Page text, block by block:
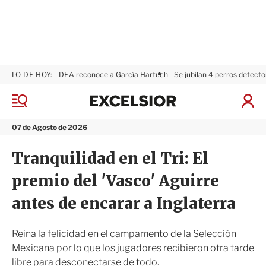
M
n
07 de Agosto de 2026
LO DE HOY: DEA reconoce a García Harfuch Se jubilan 4 perros
I
x
s
i
r
Tranquilidad en el Tri: El
premio del 'Vasco' Aguirre
antes de encarar a Inglaterra
Reina la felicidad en el campamento de la Selección
Mexicana por lo que los jugadores recibieron otra tarde
libre para desconectarse de todo.